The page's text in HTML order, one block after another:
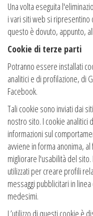
Una volta eseguita
i vari siti web si ripresentino
questo è dovuto, appunto,
Cookie di terze parti
Potranno essere installati
analitici e di profilazione, di
Facebook.
Tali cookie sono inviati dai
nostro sito. I cookie analitici
informazioni sul
avviene in forma anonima,
migliorare l'usabilità del
utilizzati per creare profili
messaggi pubblicitari in
medesimi.
L’utilizzo di questi cookie è